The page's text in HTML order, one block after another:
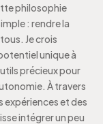
philosophie
: rendre la
Je crois
unique à
précieux pour
À travers
expériences et des
intégrer un peu